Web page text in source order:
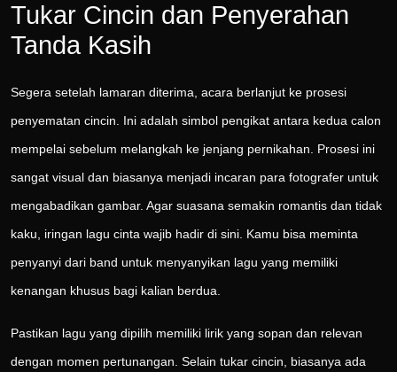
Tukar Cincin dan Penyerahan
Tanda Kasih
Segera setelah lamaran diterima, acara berlanjut ke prosesi
penyematan cincin. Ini adalah simbol pengikat antara kedua calon
mempelai sebelum melangkah ke jenjang pernikahan. Prosesi ini
sangat visual dan biasanya menjadi incaran para fotografer untuk
mengabadikan gambar. Agar suasana semakin romantis dan tidak
kaku, iringan lagu cinta wajib hadir di sini. Kamu bisa meminta
penyanyi dari band untuk menyanyikan lagu yang memiliki
kenangan khusus bagi kalian berdua.
Pastikan lagu yang dipilih memiliki lirik yang sopan dan relevan
dengan momen pertunangan. Selain tukar cincin, biasanya ada